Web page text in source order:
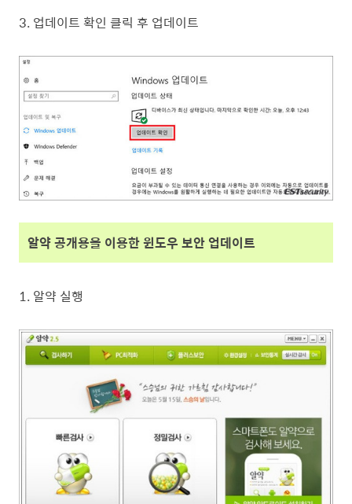
3. 업데이트 확인 클릭 후 업데이트
알약 공개용을 이용한 윈도우 보안 업데이트
1. 알약 실행